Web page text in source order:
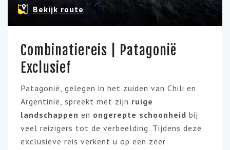
Bekijk route
Combinatiereis | Patagonië
Exclusief
Patagonië, gelegen in het zuiden van Chili en
Argentinië, spreekt met zijn ruige
landschappen en ongerepte schoonheid bij
veel reizigers tot de verbeelding. Tijdens deze
exclusieve reis verkent u op een zeer